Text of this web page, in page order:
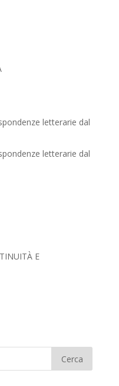
letterarie dal
letterarie dal
E